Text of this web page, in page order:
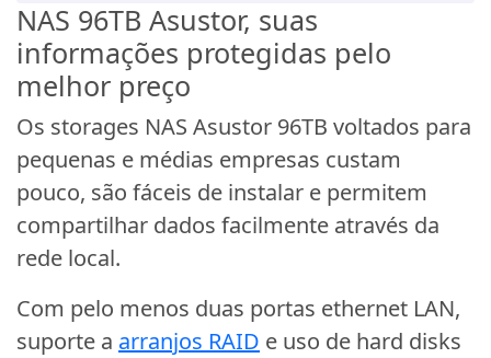
NAS 96TB Asustor, suas
informações protegidas pelo
melhor preço
Os storages NAS Asustor 96TB voltados para
pequenas e médias empresas custam
pouco, são fáceis de instalar e permitem
compartilhar dados facilmente através da
rede local.
Com pelo menos duas portas ethernet LAN,
suporte a arranjos RAID e uso de hard disks